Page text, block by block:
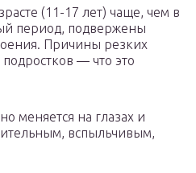
(11-17 лет) чаще, чем в
период, подвержены
Причины резких
— что это
меняется на глазах и
вспыльчивым,